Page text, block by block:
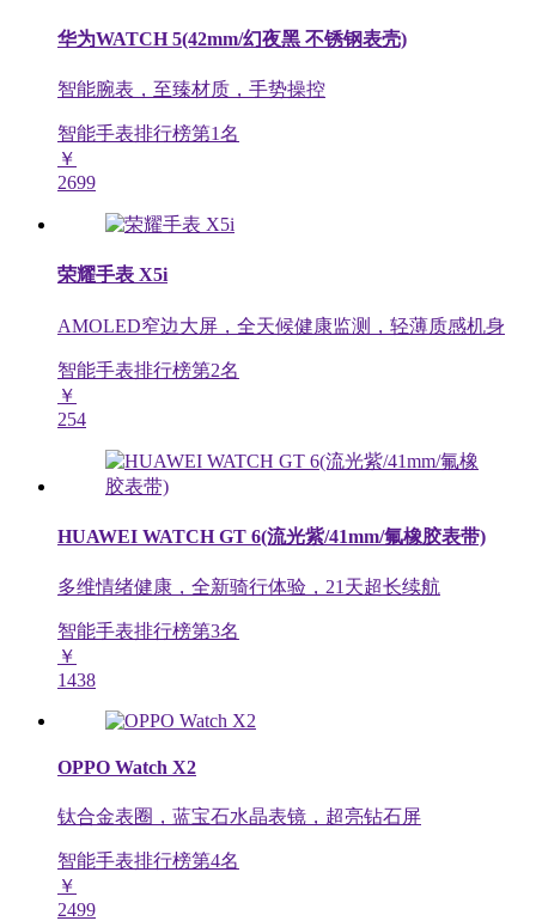
华为WATCH 5(42mm/幻夜黑 不锈钢表壳)
智能腕表，至臻材质，手势操控
智能手表排行榜第1名
￥
2699
荣耀手表 X5i
AMOLED窄边大屏，全天候健康监测，轻薄质感机身
智能手表排行榜第2名
￥
254
HUAWEI WATCH GT 6(流光紫/41mm/氟橡胶表带)
多维情绪健康，全新骑行体验，21天超长续航
智能手表排行榜第3名
￥
1438
OPPO Watch X2
钛合金表圈，蓝宝石水晶表镜，超亮钻石屏
智能手表排行榜第4名
￥
2499